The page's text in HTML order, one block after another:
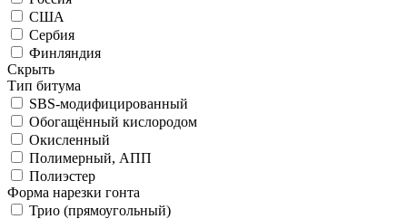
США
Сербия
Финляндия
Скрыть
Тип битума
SBS-модифицированный
Обогащённый кислородом
Окисленный
Полимерный, АПП
Полиэстер
Форма нарезки гонта
Трио (прямоугольный)